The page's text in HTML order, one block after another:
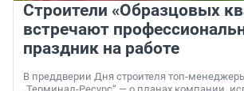
Строители «Образцовых
встречают
праздник на работе
В преддверии Дня строителя топ-